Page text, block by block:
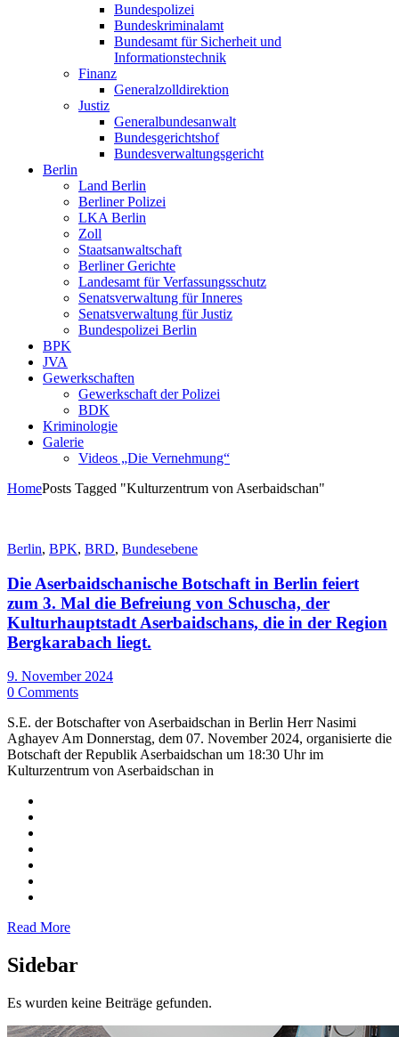
Bundespolizei
Bundeskriminalamt
Bundesamt für Sicherheit und
Informationstechnik
Finanz
Generalzolldirektion
Justiz
Generalbundesanwalt
Bundesgerichtshof
Bundesverwaltungsgericht
Berlin
Land Berlin
Berliner Polizei
LKA Berlin
Zoll
Staatsanwaltschaft
Berliner Gerichte
Landesamt für Verfassungsschutz
Senatsverwaltung für Inneres
Senatsverwaltung für Justiz
Bundespolizei Berlin
BPK
JVA
Gewerkschaften
Gewerkschaft der Polizei
BDK
Kriminologie
Galerie
Videos „Die Vernehmung“
HomePosts Tagged "Kulturzentrum von Aserbaidschan"
Berlin, BPK, BRD, Bundesebene
Die Aserbaidschanische Botschaft in Berlin feiert
zum 3. Mal die Befreiung von Schuscha, der
Kulturhauptstadt Aserbaidschans, die in der Region
Bergkarabach liegt.
9. November 2024
0 Comments
S.E. der Botschafter von Aserbaidschan in Berlin Herr Nasimi
Aghayev Am Donnerstag, dem 07. November 2024, organisierte die
Botschaft der Republik Aserbaidschan um 18:30 Uhr im
Kulturzentrum von Aserbaidschan in
Read More
Sidebar
Es wurden keine Beiträge gefunden.